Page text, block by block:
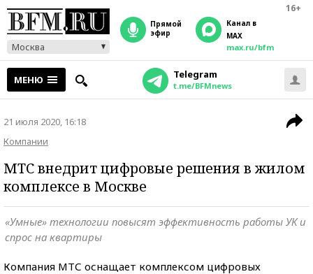
16+
Москва
прямой
эфир
Канал в
MAX
max.ru/bfm
МЕНЮ Telegram
t.me/BFMnews
21 июля 2020, 16:18
Компании
МТС внедрит цифровые решения в жилом
комплексе в Москве
«Умные» технологии повысят эффективность работы УК и
спрос на квартиры
Компания МТС оснащает комплексом цифровых